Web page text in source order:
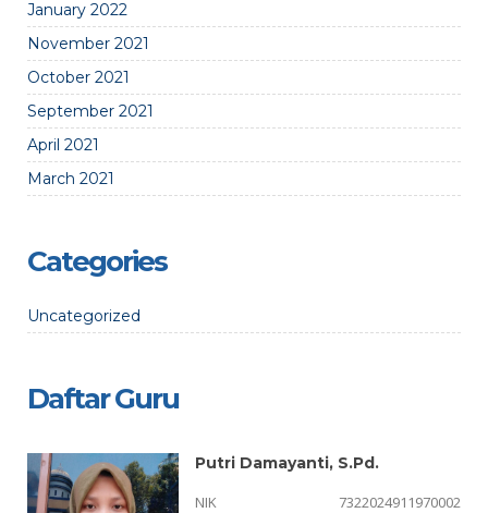
January 2022
November 2021
October 2021
September 2021
April 2021
March 2021
Categories
Uncategorized
Daftar Guru
Putri Damayanti, S.Pd.
NIK
7322024911970002